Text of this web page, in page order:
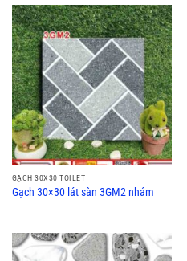
GẠCH 30X30 TOILET
Gạch 30×30 lát sàn 3GM2 nhám